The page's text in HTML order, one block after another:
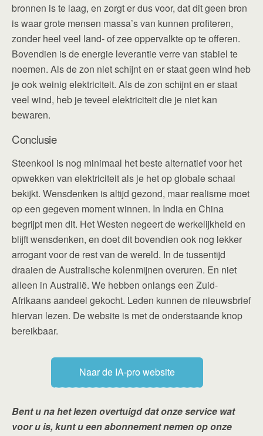
bronnen is te laag, en zorgt er dus voor, dat dit geen bron
is waar grote mensen massa’s van kunnen profiteren,
zonder heel veel land- of zee oppervalkte op te offeren.
Bovendien is de energie leverantie verre van stabiel te
noemen. Als de zon niet schijnt en er staat geen wind heb
je ook weinig elektriciteit. Als de zon schijnt en er staat
veel wind, heb je teveel elektriciteit die je niet kan
bewaren.
Conclusie
Steenkool is nog minimaal het beste alternatief voor het
opwekken van elektriciteit als je het op globale schaal
bekijkt. Wensdenken is altijd gezond, maar realisme moet
op een gegeven moment winnen. In India en China
begrijpt men dit. Het Westen negeert de werkelijkheid en
blijft wensdenken, en doet dit bovendien ook nog lekker
arrogant voor de rest van de wereld. In de tussentijd
draaien de Australische kolenmijnen overuren. En niet
alleen in Australië. We hebben onlangs een Zuid-
Afrikaans aandeel gekocht. Leden kunnen de nieuwsbrief
hiervan lezen. De website is met de onderstaande knop
bereikbaar.
Naar de IA-pro website
Bent u na het lezen overtuigd dat onze service wat
voor u is, kunt u een abonnement nemen op onze